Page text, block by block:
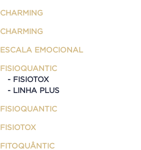
CHARMING
CHARMING
ESCALA EMOCIONAL
FISIOQUANTIC
FISIOTOX
LINHA PLUS
FISIOQUANTIC
FISIOTOX
FITOQUÂNTIC